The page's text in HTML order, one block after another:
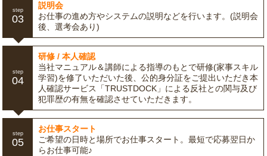
step
03
説明会
お仕事の進め方やシステムの説明などを行います。(説明会
後、選考会あり)
step
04
研修 / 本人確認
当社マニュアル＆講師による指導のもとで研修(家事スキル
学習)を修了いただいた後、公的身分証をご提出いただき本
人確認サービス「TRUSTDOCK」による反社との関与及び
犯罪歴の有無を確認させていただきます。
step
05
お仕事スタート
ご希望の日時と場所でお仕事スタート。最短で応募翌日か
らお仕事可能♪